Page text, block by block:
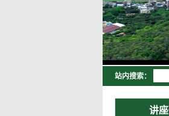
站内搜索：
讲